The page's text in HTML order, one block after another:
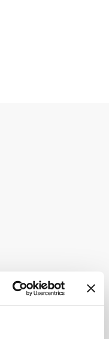
stehe ich täglich